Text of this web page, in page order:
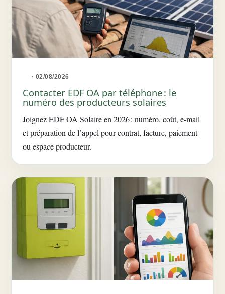
· 02/08/2026
Contacter EDF OA par téléphone : le
numéro des producteurs solaires
Joignez EDF OA Solaire en 2026 : numéro, coût, e-mail
et préparation de l’appel pour contrat, facture, paiement
ou espace producteur.